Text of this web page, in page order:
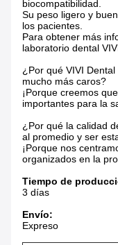
biocompatibilidad.
Su peso ligero y
los pacientes.
Para obtener más
laboratorio dental
¿Por qué VIVI
mucho más caros?
¡Porque creemos
importantes para la
¿Por qué la calidad
al promedio y ser
¡Porque nos
organizados en la
Tiempo de
3 días
Envío:
Expreso